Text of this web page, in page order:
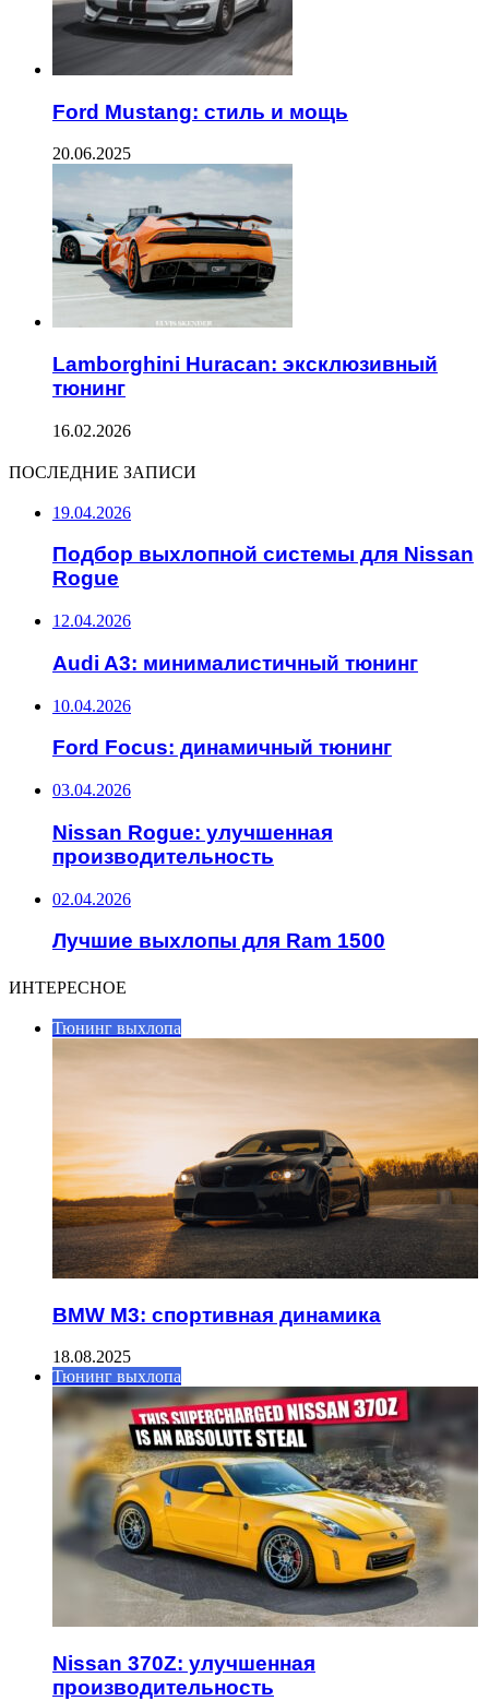
Ford Mustang: стиль и мощь
20.06.2025
Lamborghini Huracan: эксклюзивный
тюнинг
16.02.2026
ПОСЛЕДНИЕ ЗАПИСИ
19.04.2026
Подбор выхлопной системы для Nissan
Rogue
12.04.2026
Audi A3: минималистичный тюнинг
10.04.2026
Ford Focus: динамичный тюнинг
03.04.2026
Nissan Rogue: улучшенная
производительность
02.04.2026
Лучшие выхлопы для Ram 1500
ИНТЕРЕСНОЕ
Тюнинг выхлопа
BMW M3: спортивная динамика
18.08.2025
Тюнинг выхлопа
Nissan 370Z: улучшенная
производительность